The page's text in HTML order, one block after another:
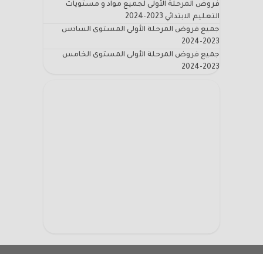
فروض المرحلة الأولى لجميع مواد و مستويات
التعليم الابتدائي 2023-2024
جميع فروض المرحلة الأولى المستوى السادس
2023-2024
جميع فروض المرحلة الأولى المستوى الخامس
2023-2024